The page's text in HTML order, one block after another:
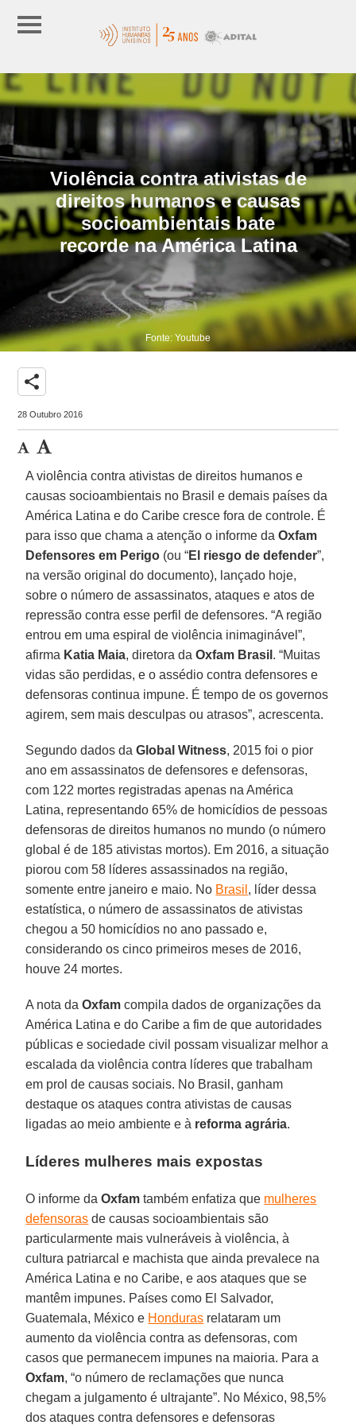
Violência contra ativistas de
direitos humanos e causas
socioambientais bate
recorde na América Latina
Fonte: Youtube
share
28 Outubro 2016
A violência contra ativistas de direitos humanos e
causas socioambientais no Brasil e demais países da
América Latina e do Caribe cresce fora de controle. É
para isso que chama a atenção o informe daOxfam
Defensores em Perigo (ou “El riesgo de defender”,
na versão original do documento), lançado hoje,
sobre o número de assassinatos, ataques e atos de
repressão contra esse perfil de defensores. “A região
entrou em uma espiral de violência inimaginável”,
afirma Katia Maia, diretora daOxfam Brasil . “Muitas
vidas são perdidas, e o assédio contra defensores e
defensoras continua impune. É tempo de os governos
agirem, sem mais desculpas ou atrasos”, acrescenta.
Segundo dados daGlobal Witness, 2015 foi o pior
ano em assassinatos de defensores e defensoras,
com 122 mortes registradas apenas na América
Latina, representando 65% de homicídios de pessoas
defensoras de direitos humanos no mundo (o número
global é de 185 ativistas mortos). Em 2016, a situação
piorou com 58 líderes assassinados na região,
somente entre janeiro e maio. No Brasil , líder dessa
estatística, o número de assassinatos de ativistas
chegou a 50 homicídios no ano passado e,
considerando os cinco primeiros meses de 2016,
houve 24 mortes.
A nota daOxfam compila dados de organizações da
América Latina e do Caribe a fim de que autoridades
públicas e sociedade civil possam visualizar melhor a
escalada da violência contra líderes que trabalham
em prol de causas sociais. No Brasil, ganham
destaque os ataques contra ativistas de causas
ligadas ao meio ambiente e à reforma agrária.
Líderes mulheres mais expostas
O informe daOxfam também enfatiza que mulheres
defensoras de causas socioambientais são
particularmente mais vulneráveis à violência, à
cultura patriarcal e machista que ainda prevalece na
América Latina e no Caribe, e aos ataques que se
mantêm impunes. Países como El Salvador,
Guatemala, México e Honduras relataram um
aumento da violência contra as defensoras, com
casos que permanecem impunes na maioria. Para a
Oxfam, “o número de reclamações que nunca
chegam a julgamento é ultrajante”. No México, 98,5%
dos ataques contra defensores e defensoras